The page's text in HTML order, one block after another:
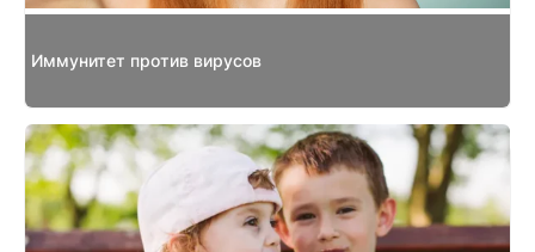
Иммунитет против вирусов